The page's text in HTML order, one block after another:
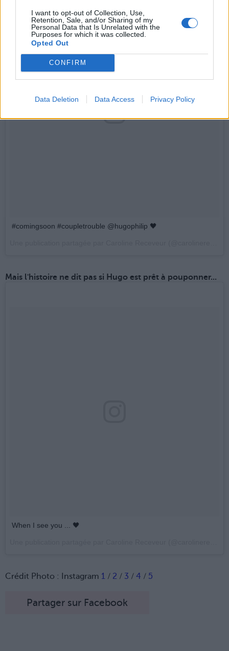
I want to opt-out of Collection, Use,
Retention, Sale, and/or Sharing of my
Personal Data that Is Unrelated with the
Purposes for which it was collected.
Opted Out
CONFIRM
Data Deletion Data Access Privacy Policy
#comingsoon #coupletrouble @hugophilip 🖤
Mais l'histoire ne dit pas si Hugo est prêt à pouponner...
When I see you ... 🖤
Crédit Photo : Instagram 1 / 2 / 3 / 4 / 5
Partager sur Facebook